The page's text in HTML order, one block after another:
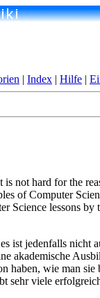
| Index | Hilfe |
not hard for the
of Computer
lessons
ist jedenfalls
akademische
haben, wie man
sehr viele